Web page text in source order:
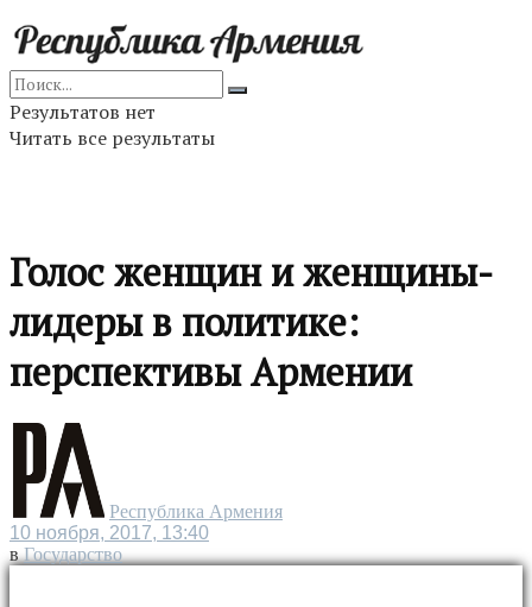
Результатов нет
Читать все результаты
Голос женщин и женщины-
лидеры в политике:
перспективы Армении
Республика Армения
10 ноября, 2017, 13:40
в Государство